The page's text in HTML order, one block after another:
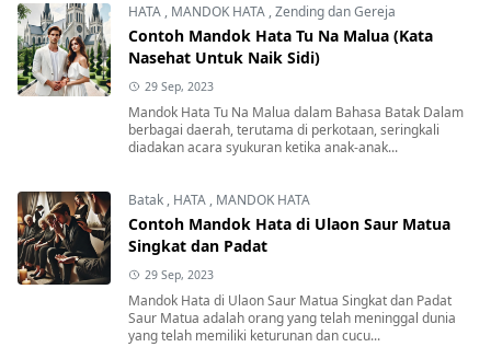
HATA , MANDOK HATA ,Zending dan Gereja
Contoh Mandok Hata Tu Na Malua (Kata
Nasehat Untuk Naik Sidi)
29 Sep, 2023
Mandok Hata Tu Na Malua dalam Bahasa Batak Dalam
berbagai daerah, terutama di perkotaan, seringkali
diadakan acara syukuran ketika anak-anak...
Batak , HATA , MANDOK HATA
Contoh Mandok Hata di Ulaon Saur Matua
Singkat dan Padat
29 Sep, 2023
Mandok Hata di Ulaon Saur Matua Singkat dan Padat
Saur Matua adalah orang yang telah meninggal dunia
yang telah memiliki keturunan dan cucu...